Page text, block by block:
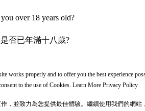
over 18 years old?
否已年滿十八歲?
works properly and to offer you the best experience
to the use of Cookies. Learn More Privacy Policy
，並致力為您提供最佳體驗。繼續使用我們的網站